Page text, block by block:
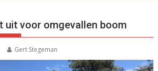
uit voor omgevallen boom
Gert Stegeman